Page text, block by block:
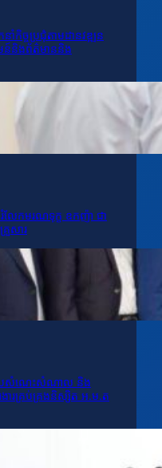
កិច្ចប្រជុំតាមដានវឌ្ឍន
មន៍និងព័ត៌មាននិង
លែកមរណទុក្ខ ឧកញ៉ា ជា
សារ
ជួបសំណេះសំណាល និង
រគ្រប់គ្រងនិស្សិត អ.ម.ត